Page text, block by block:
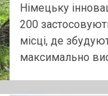
Німецьку
200
місці, де
максимально